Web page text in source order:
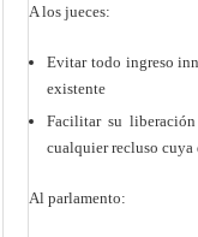
A los jueces:
Evitar todo ingreso
existente
Facilitar su
cualquier recluso cuya
Al parlamento: